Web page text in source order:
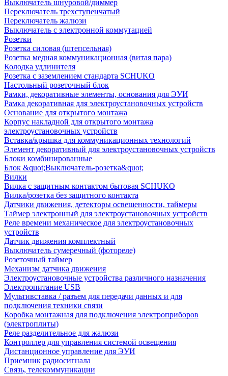
Выключатель шнуровой/диммер
Переключатель трехступенчатый
Переключатель жалюзи
Выключатель с электронной коммутацией
Розетки
Розетка силовая (штепсельная)
Розетка медная коммуникационная (витая пара)
Колодка удлинителя
Розетка с заземлением стандарта SCHUKO
Настольный розеточный блок
Рамки, декоративные элементы, основания для ЭУИ
Рамка декоративная для электроустановочных устройств
Основание для открытого монтажа
Корпус накладной для открытого монтажа
электроустановочных устройств
Вставка/крышка для коммуникационных технологий
Элемент декоративный для электроустановочных устройств
Блоки комбинированные
Блок &quot;Выключатель-розетка&quot;
Вилки
Вилка с защитным контактом бытовая SCHUKO
Вилка/розетка без защитного контакта
Датчики движения, детекторы освещенности, таймеры
Таймер электронный для электроустановочных устройств
Реле времени механическое для электроустановочных
устройств
Датчик движения комплектный
Выключатель сумеречный (фотореле)
Розеточный таймер
Механизм датчика движения
Электроустановочные устройства различного назначения
Электропитание USB
Мультивставка / разъем для передачи данных и для
подключения техники связи
Коробка монтажная для подключения электроприборов
(электроплиты)
Реле разделительное для жалюзи
Контроллер для управления системой освещения
Дистанционное управление для ЭУИ
Приемник радиосигнала
Связь, телекоммуникации